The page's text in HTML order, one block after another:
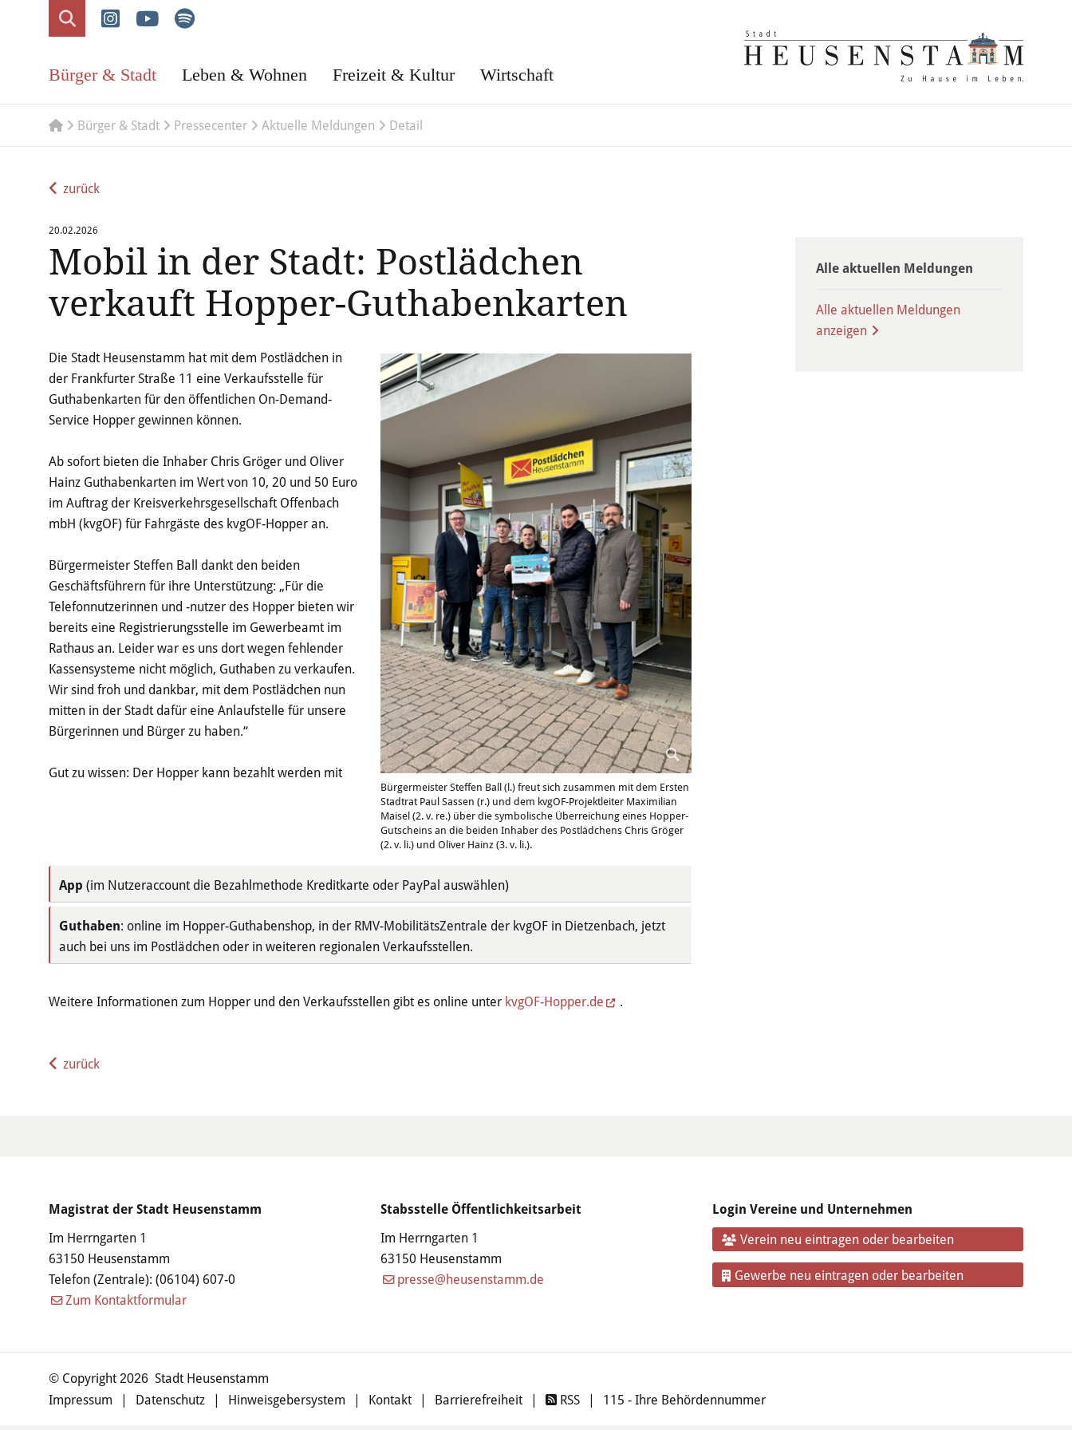
Bürger & Stadt Leben & Wohnen Freizeit & Kultur Wirtschaft
Bürger & Stadt Pressecenter Aktuelle Meldungen Detail
zurück
20.02.2026
Mobil in der Stadt: Postlädchen
verkauft Hopper-Guthabenkarten
Bürgermeister Steffen Ball (l.) freut sich zusammen mit dem Ersten
Stadtrat Paul Sassen (r.) und dem kvgOF-Projektleiter Maximilian
Maisel (2. v. re.) über die symbolische Überreichung eines Hopper-
Gutscheins an die beiden Inhaber des Postlädchens Chris Gröger
(2. v. li.) und Oliver Hainz (3. v. li.).
Die Stadt Heusenstamm hat mit dem Postlädchen in
der Frankfurter Straße 11 eine Verkaufsstelle für
Guthabenkarten für den öffentlichen On-Demand-
Service Hopper gewinnen können.
Ab sofort bieten die Inhaber Chris Gröger und Oliver
Hainz Guthabenkarten im Wert von 10, 20 und 50 Euro
im Auftrag der Kreisverkehrsgesellschaft Offenbach
mbH (kvgOF) für Fahrgäste des kvgOF-Hopper an.
Bürgermeister Steffen Ball dankt den beiden
Geschäftsführern für ihre Unterstützung: „Für die
Telefonnutzerinnen und -nutzer des Hopper bieten wir
bereits eine Registrierungsstelle im Gewerbeamt im
Rathaus an. Leider war es uns dort wegen fehlender
Kassensysteme nicht möglich, Guthaben zu verkaufen.
Wir sind froh und dankbar, mit dem Postlädchen nun
mitten in der Stadt dafür eine Anlaufstelle für unsere
Bürgerinnen und Bürger zu haben.“
Gut zu wissen: Der Hopper kann bezahlt werden mit
App(im Nutzeraccount die Bezahlmethode Kreditkarte oder PayPal auswählen)
Guthaben: online im Hopper-Guthabenshop, in der RMV-MobilitätsZentrale der kvgOF in Dietzenbach, jetzt
auch bei uns im Postlädchen oder in weiteren regionalen Verkaufsstellen.
Weitere Informationen zum Hopper und den Verkaufsstellen gibt es online unter kvgOF-Hopper.de .
zurück
Alle aktuellen Meldungen
Alle aktuellen Meldungen
anzeigen
Magistrat der Stadt Heusenstamm
Im Herrngarten 1
63150 Heusenstamm
Telefon (Zentrale): (06104) 607-0
Zum Kontaktformular
Stabsstelle Öffentlichkeitsarbeit
Im Herrngarten 1
63150 Heusenstamm
presse@heusenstamm.de
Login Vereine und Unternehmen
Verein neu eintragen oder bearbeiten
Gewerbe neu eintragen oder bearbeiten
© Copyright 2026 Stadt Heusenstamm
Impressum
| Datenschutz | Hinweisgebersystem | Kontakt | Barrierefreiheit | RSS | 115 - Ihre Behördennummer